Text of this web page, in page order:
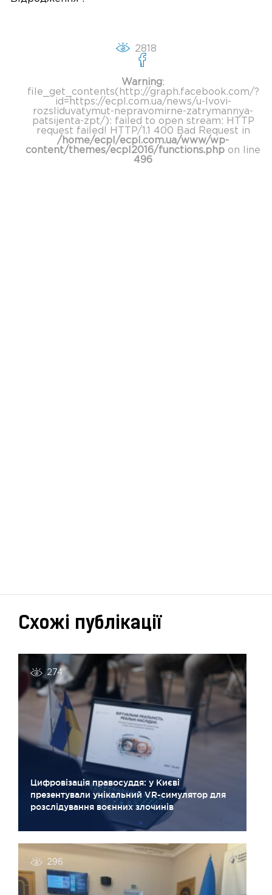
2818
Warning:
file_get_contents(http://graph.facebook.com/?
id=https://ecpl.com.ua/news/u-lvovi-
rozsliduvatymut-nepravomirne-zatrymannya-
patsijenta-zpt/): failed to open stream: HTTP
request failed! HTTP/1.1 400 Bad Request in
/home/ecpl/ecpl.com.ua/www/wp-
content/themes/ecpl2016/functions.php on line
496
Схожі публікації
Цифровізація правосуддя: у Києві
презентували унікальний VR-симулятор для
розслідування воєнних злочинів
274
296